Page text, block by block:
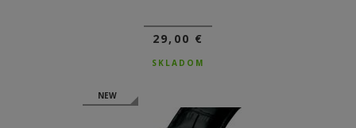
29,00 €
SKLADOM
NEW